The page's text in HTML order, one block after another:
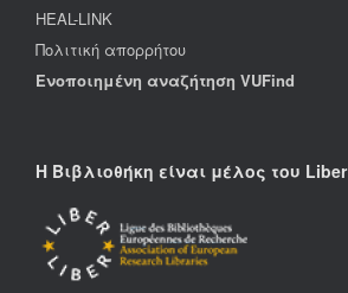
HEAL-LINK
Πολιτική απορρήτου
Ενοποιημένη αναζήτηση VUFind
Η Βιβλιοθήκη είναι μέλος του Liber